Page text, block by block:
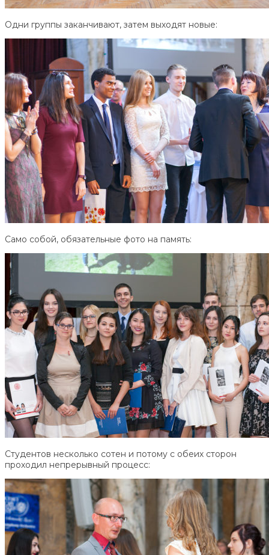
Одни группы заканчивают, затем выходят новые:
Само собой, обязательные фото на память:
Студентов несколько сотен и потому с обеих сторон
проходил непрерывный процесс: